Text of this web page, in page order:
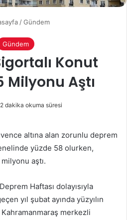
/ Gündem
Gündem
Konut
Milyonu Aştı
dakika okuma süresi
altına alan zorunlu deprem
yüzde 58 olurken,
milyonu aştı.
Haftası dolayısıyla
yıl şubat ayında yüzyılın
merkezli